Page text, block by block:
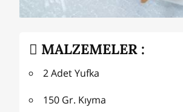
MALZEMELER :
2 Adet Yufka
150 Gr. Kıyma